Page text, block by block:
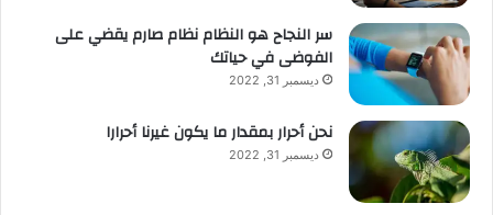
سر النجاح هو النظام نظام صارم يقضي على
الفوضى في حياتك
ديسمبر 31, 2022
نحن أحرار بمقدار ما يكون غيرنا أحرارا
ديسمبر 31, 2022